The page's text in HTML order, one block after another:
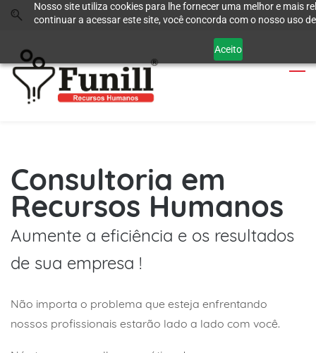
Nosso site utiliza cookies para lhe fornecer uma melhor e mais
continuar a acessar este site, você concorda com o nosso uso
Aceito
Skip
search
Skip
main
content
Consultoria em
Recursos Humanos
​Aumente a eficiência e os resultados
de sua empresa !
Não importa o problema que esteja enfrentando
nossos profissionais estarão lado a lado com você.